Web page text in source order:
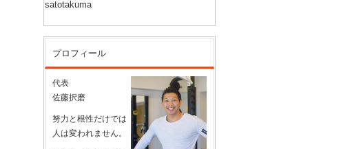
satotakuma
プロフィール
代表
佐藤択磨
努力と根性だけでは
人は変われません。